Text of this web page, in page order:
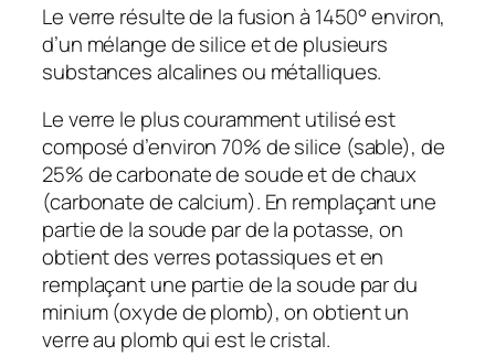
Le verre résulte de la fusion à 1450° environ,
d’un mélange de silice et de plusieurs
substances alcalines ou métalliques.
Le verre le plus couramment utilisé est
composé d’environ 70% de silice (sable), de
25% de carbonate de soude et de chaux
(carbonate de calcium). En remplaçant une
partie de la soude par de la potasse, on
obtient des verres potassiques et en
remplaçant une partie de la soude par du
minium (oxyde de plomb), on obtient un
verre au plomb qui est le cristal.